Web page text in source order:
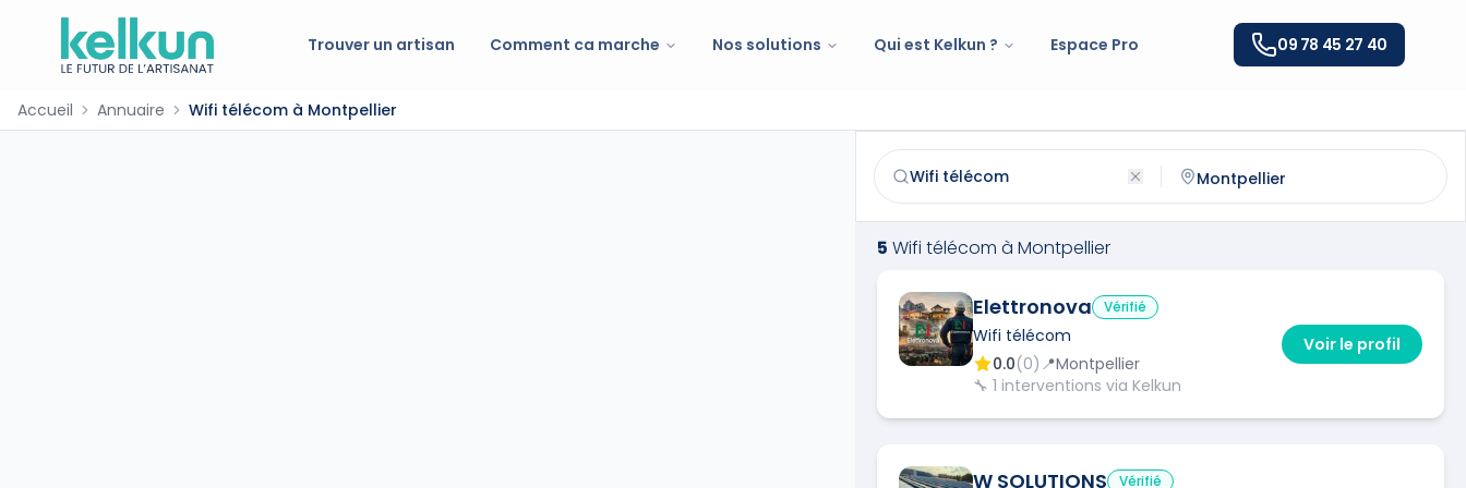
Trouver un artisan Comment ca marche Nos solutions Qui est Kelkun ? Espace Pro 09 78 45 27 40
Accueil Annuaire Wifi télécom à Montpellier
Trouvez et contactez un
wifi télécom qualifié à Montpellier
5 Wifi télécom à Montpellier
Elettronova Vérifié
Wifi télécom
0.0(0) 📍Montpellier
🔧 1 interventions via Kelkun
Voir le profil
W SOLUTIONS Vérifié